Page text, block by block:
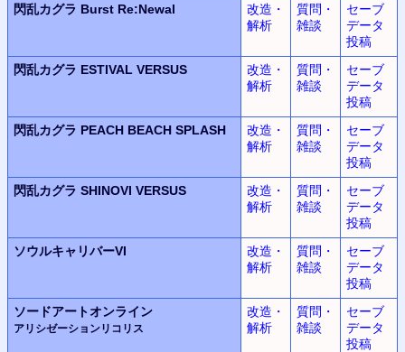
閃乱カグラ Burst Re:Newal
改造・
解析
質問・
雑談
セーブ
データ
投稿
閃乱カグラ ESTIVAL VERSUS
改造・
解析
質問・
雑談
セーブ
データ
投稿
閃乱カグラ PEACH BEACH SPLASH
改造・
解析
質問・
雑談
セーブ
データ
投稿
閃乱カグラ SHINOVI VERSUS
改造・
解析
質問・
雑談
セーブ
データ
投稿
ソウルキャリバーVI
改造・
解析
質問・
雑談
セーブ
データ
投稿
ソードアートオンライン
アリシゼーションリコリス
改造・
解析
質問・
雑談
セーブ
データ
投稿